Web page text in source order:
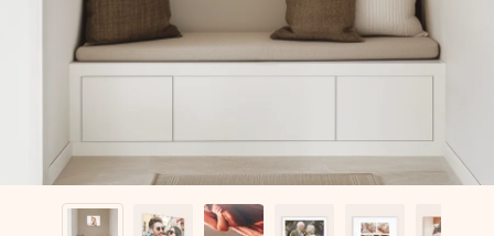
Montag - Freitag : 8:30 - 17:00 Uhr
Samstag - Sonntag : 8:30 - 13:00 Uhr